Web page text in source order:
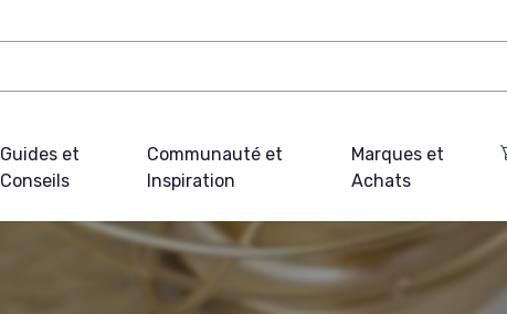
Guides et
Conseils
Communauté et
Inspiration
Marques et
Achats